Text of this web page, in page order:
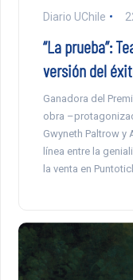
Diario UChile
“La prueba”:
versión del
Ganadora del
obra
Gwyneth Paltrow
línea entre la
la venta en